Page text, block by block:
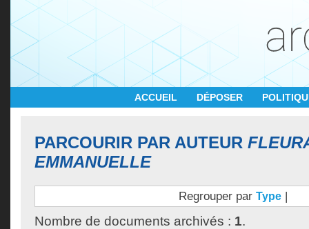
ACCUEIL DÉPOSER
PARCOURIR PAR AUTEUR
EMMANUELLE
Regrouper par Type |
Nombre de documents archivés : 1.